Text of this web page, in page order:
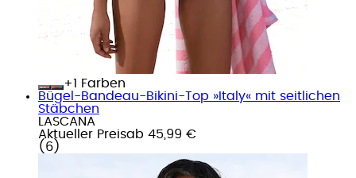
+
Farben
Bügel-Bandeau-Bikini-Top »Italy« mit seitlichen
Stäbchen
LASCANA
Aktueller Preisab 45,99 €
( 6 )